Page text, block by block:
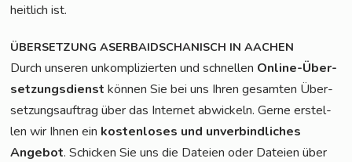
heit­lich ist.
ÜBERSETZUNG ASERBAIDSCHANISCH IN AACHEN
Durch unse­ren unkom­pli­zier­ten und schnel­len Online-Über­
set­zungs­dienst kön­nen Sie bei uns Ihren gesam­ten Über­
set­zungs­auf­trag über das Inter­net abwi­ckeln. Ger­ne erstel­
len wir Ihnen ein kos­ten­lo­ses und unver­bind­li­ches
Ange­bot. Schi­cken Sie uns die Datei­en oder Datei­en über